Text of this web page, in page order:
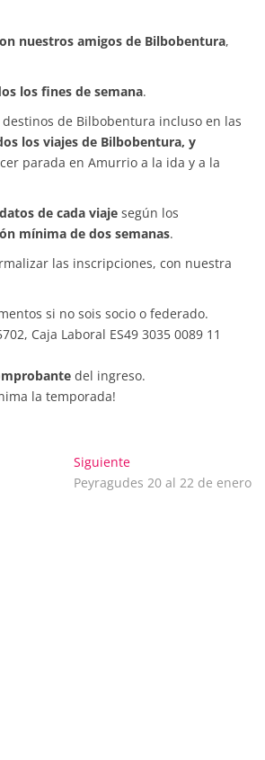
nuestros amigos de Bilbobentura,
los fines de semana.
de Bilbobentura incluso en las
los viajes de Bilbobentura, y
parada en Amurrio a la ida y a la
de cada viaje según los
mínima de dos semanas.
las inscripciones, con nuestra
si no sois socio o federado.
Caja Laboral ES49 3035 0089 11
del ingreso.
la temporada!
SiguienteEntrada
siguiente:
Peyragudes 20 al 22 de enero